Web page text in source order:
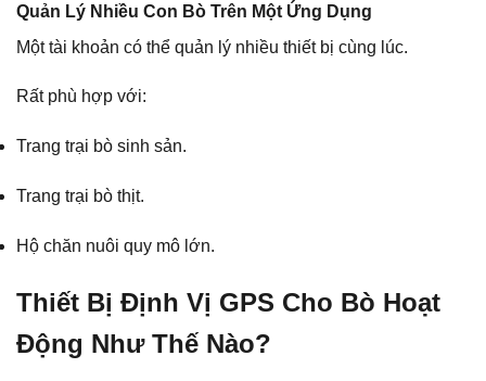
Quản Lý Nhiều Con Bò Trên Một Ứng Dụng
Một tài khoản có thể quản lý nhiều thiết bị cùng lúc.
Rất phù hợp với:
Trang trại bò sinh sản.
Trang trại bò thịt.
Hộ chăn nuôi quy mô lớn.
Thiết Bị Định Vị GPS Cho Bò Hoạt
Động Như Thế Nào?